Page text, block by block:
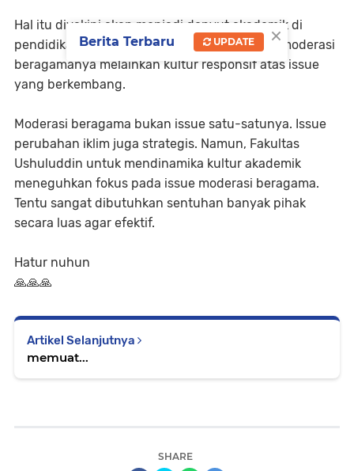
Hal itu diyakini akan menjadi denyut akademik di
pendidikan tinggi agama bukan pada subjek moderasi
beragamanya melainkan kultur responsif atas issue
yang berkembang.
Moderasi beragama bukan issue satu-satunya. Issue
perubahan iklim juga strategis. Namun, Fakultas
Ushuluddin untuk mendinamika kultur akademik
meneguhkan fokus pada issue moderasi beragama.
Tentu sangat dibutuhkan sentuhan banyak pihak
secara luas agar efektif.
Hatur nuhun
🙏🙏🙏
Artikel Selanjutnya
memuat...
SHARE
×
Berita Terbaru UPDATE